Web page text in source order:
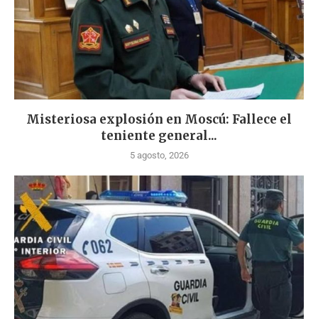
Misteriosa explosión en Moscú: Fallece el
teniente general...
5 agosto, 2026